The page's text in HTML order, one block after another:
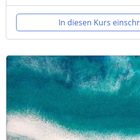
In diesen Kurs